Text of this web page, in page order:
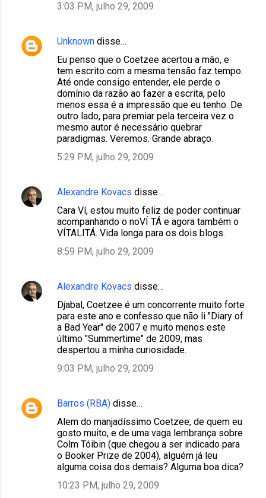
á
3:03 PM, julho 29, 2009
Unknown disse…
Eu penso que o Coetzee acertou a mão, e
tem escrito com a mesma tensão faz tempo.
Até onde consigo entender, ele perde o
domínio da razão ao fazer a escrita, pelo
menos essa é a impressão que eu tenho. De
outro lado, para premiar pela terceira vez o
mesmo autor é necessário quebrar
paradigmas. Veremos. Grande abraço.
5:29 PM, julho 29, 2009
Alexandre Kovacs disse…
Cara Ví, estou muito feliz de poder continuar
acompanhando o noVÍ TÁ e agora também o
VÍTALITÁ. Vida longa para os dois blogs.
8:59 PM, julho 29, 2009
Alexandre Kovacs disse…
Djabal, Coetzee é um concorrente muito forte
para este ano e confesso que não li "Diary of
a Bad Year" de 2007 e muito menos este
último "Summertime" de 2009, mas
despertou a minha curiosidade.
9:03 PM, julho 29, 2009
Barros (RBA) disse…
Alem do manjadíssimo Coetzee, de quem eu
gosto muito, e de uma vaga lembrança sobre
Colm Tóibin (que chegou a ser indicado para
o Booker Prize de 2004), alguém já leu
alguma coisa dos demais? Alguma boa dica?
10:23 PM, julho 29, 2009